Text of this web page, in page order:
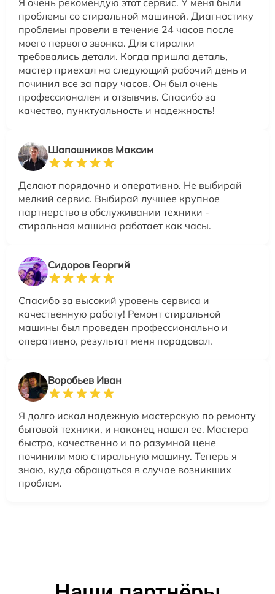
Я очень рекомендую этот сервис. У меня были
проблемы со стиральной машиной. Диагностику
проблемы провели в течение 24 часов после
моего первого звонка. Для стиралки
требовались детали. Когда пришла деталь,
мастер приехал на следующий рабочий день и
починил все за пару часов. Он был очень
профессионален и отзывчив. Спасибо за
качество, пунктуальность и надежность!
Шапошников Максим
Делают порядочно и оперативно. Не выбирай
мелкий сервис. Выбирай лучшее крупное
партнерство в обслуживании техники -
стиральная машина работает как часы.
Сидоров Георгий
Спасибо за высокий уровень сервиса и
качественную работу! Ремонт стиральной
машины был проведен профессионально и
оперативно, результат меня порадовал.
Воробьев Иван
Я долго искал надежную мастерскую по ремонту
бытовой техники, и наконец нашел ее. Мастера
быстро, качественно и по разумной цене
починили мою стиральную машину. Теперь я
знаю, куда обращаться в случае возникших
проблем.